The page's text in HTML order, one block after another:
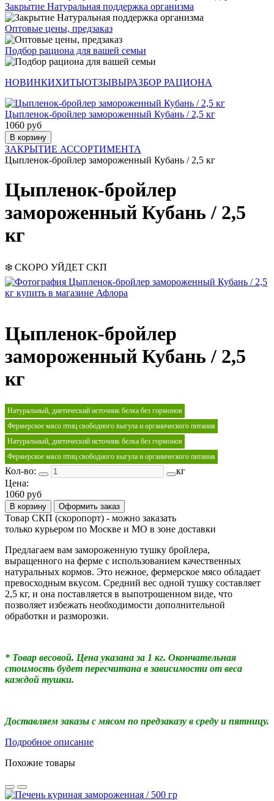
Закрытие Натуральная поддержка организма
Оптовые цены, предзаказ
Подбор рациона для вашей семьи
НОВИНКИХИТЫОТЗЫВЫРАЗБОР РАЦИОНА
Цыпленок-бройлер замороженный Кубань / 2,5 кг
1060 руб
В корзину
ЗАКРЫТИЕ АССОРТИМЕНТА
Цыпленок-бройлер замороженный Кубань / 2,5 кг
Цыпленок-бройлер
замороженный Кубань / 2,5
кг
❄️ СКОРО УЙДЕТ СКП
Цыпленок-бройлер
замороженный Кубань / 2,5
кг
Натуральный, диетический источник белка без гормонов
Фермерское мясо птиц свободного выгула и органического питания
Натуральный, диетический источник белка без гормонов
Фермерское мясо птиц свободного выгула и органического питания
Кол-во:
кг
Цена:
1060 руб
В корзину Оформить заказ
Товар СКП (скоропорт) - можно заказать
только курьером по Москве и МО в зоне доставки
Предлагаем вам замороженную тушку бройлера,
выращенного на ферме с использованием качественных
натуральных кормов. Это нежное, фермерское мясо обладает
превосходным вкусом. Средний вес одной тушку составляет
2,5 кг, и она поставляется в выпотрошенном виде, что
позволяет избежать необходимости дополнительной
обработки и разморозки.
* Товар весовой. Цена указана за 1 кг. Окончательная
стоимость будет пересчитана в зависимости от веса
каждой тушки.
Доставляем заказы с мясом по предзаказу в среду и пятницу.
Подробное описание
Похожие товары